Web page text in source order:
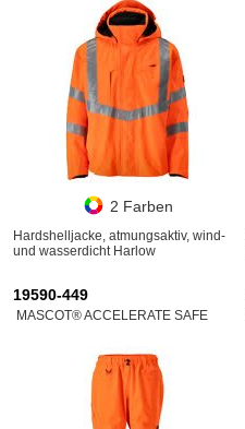
2 Farben
Hardshelljacke, atmungsaktiv, wind-
und wasserdicht Harlow
19590-449
MASCOT® ACCELERATE SAFE